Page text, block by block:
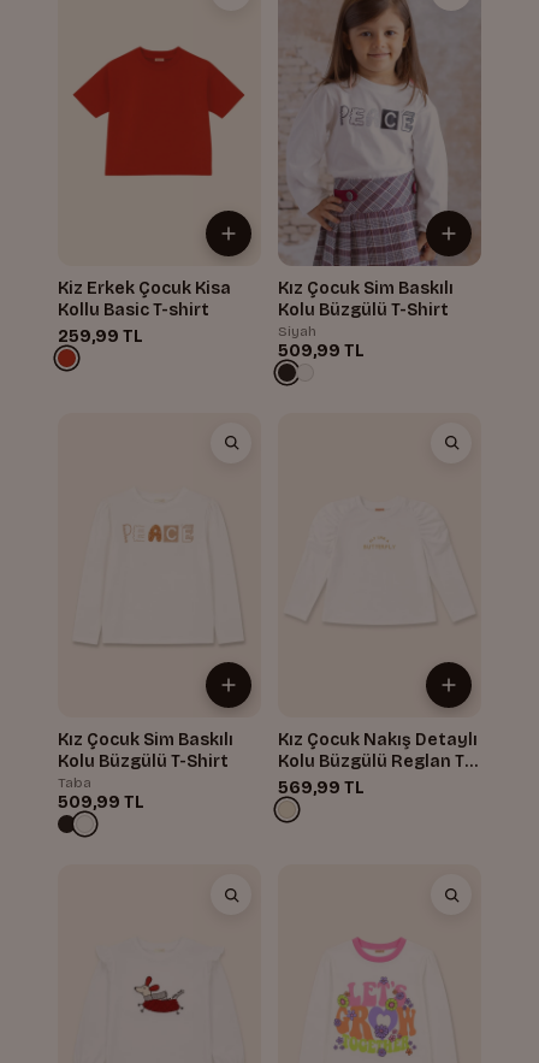
Kiz Erkek Çocuk Kisa
Kollu Basic T-shirt
259,99 TL
Kız Çocuk Sim Baskılı
Kolu Büzgülü T-Shirt
Siyah
509,99 TL
Kız Çocuk Sim Baskılı
Kolu Büzgülü T-Shirt
Taba
509,99 TL
Kız Çocuk Nakış Detaylı
Kolu Büzgülü Reglan T-
Shirt
569,99 TL